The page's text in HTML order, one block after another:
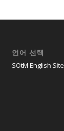
언어 선택
SOtM English Site